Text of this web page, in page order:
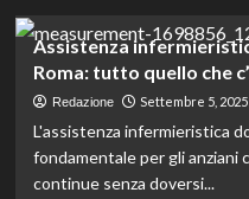
industriale
su
Prelievo
del
sangue
sempre
più
Assistenza
Roma: tutto quello che
Redazione Settembre 5, 2025
L'assistenza infermieristica
fondamentale per gli anziani
continue senza doversi...